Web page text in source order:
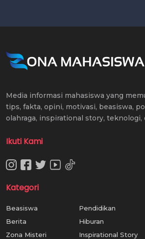
Media informasi mahasiswa yang
tips, fakta, opini, motivasi, beasiswa,
olahraga, inspirational story, teknologi,
Ikuti Kami
Kategori
Beasiswa
Berita
Zona Misteri
Pendidikan
Hiburan
Inspirational Story